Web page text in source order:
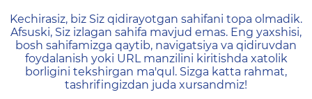
404 — Страница не
Kechirasiz, biz Siz qidirayotgan sahifani topa olmadik.
Afsuski, Siz izlagan sahifa mavjud emas. Eng yaxshisi,
bosh sahifamizga qaytib, navigatsiya va qidiruvdan
foydalanish yoki URL manzilini kiritishda xatolik
borligini tekshirgan ma'qul. Sizga katta rahmat,
tashrifingizdan juda xursandmiz!